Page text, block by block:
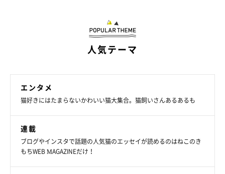
人気テーマ
エンタメ
猫好きにはたまらないかわいい猫大集合。猫飼いさんあるあるも
連載
ブログやインスタで話題の人気猫のエッセイが読めるのはねこのき
もちWEB MAGAZINEだけ！